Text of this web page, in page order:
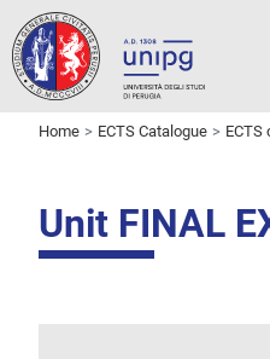
Home ECTS Catalogue
Unit FINAL